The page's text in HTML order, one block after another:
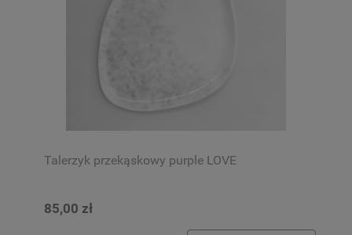
Talerzyk przekąskowy purple LOVE
85,00 zł